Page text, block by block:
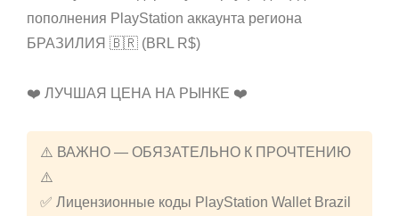
пополнения PlayStation аккаунта региона
БРАЗИЛИЯ 🇧🇷 (BRL R$)
❤️ ЛУЧШАЯ ЦЕНА НА РЫНКЕ ❤️
⚠️ ВАЖНО — ОБЯЗАТЕЛЬНО К ПРОЧТЕНИЮ
⚠️
✅ Лицензионные коды PlayStation Wallet Brazil